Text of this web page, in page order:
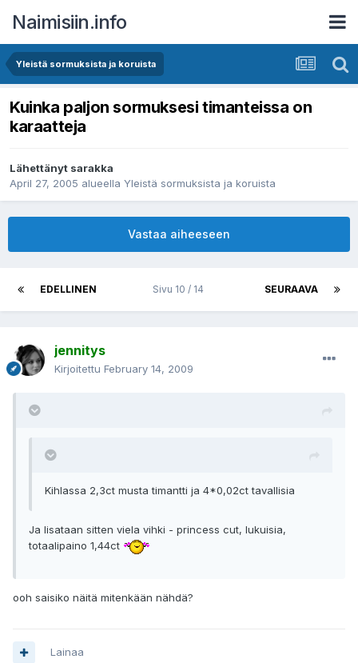
Naimisiin.info
Yleistä sormuksista ja koruista
Kuinka paljon sormuksesi timanteissa on
karaatteja
Lähettänyt sarakka
April 27, 2005 alueella Yleistä sormuksista ja koruista
Vastaa aiheeseen
EDELLINEN SEURAAVA
Sivu 10 / 14
jennitys
Kirjoitettu February 14, 2009
Kihlassa 2,3ct musta timantti ja 4*0,02ct tavallisia
Ja lisataan sitten viela vihki - princess cut, lukuisia,
totaalipaino 1,44ct
ooh saisiko näitä mitenkään nähdä?
Lainaa